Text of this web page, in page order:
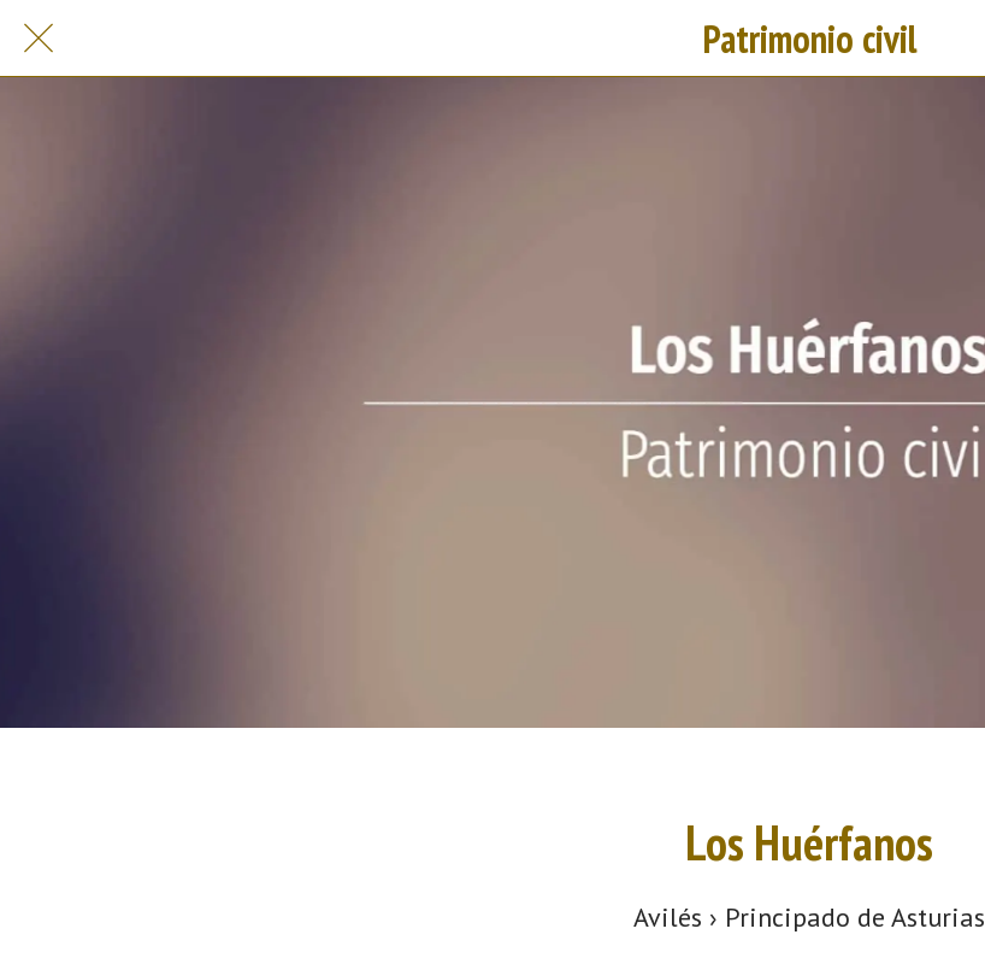
Patrimonio civil
Los Huérfanos
Avilés › Principado de Asturias